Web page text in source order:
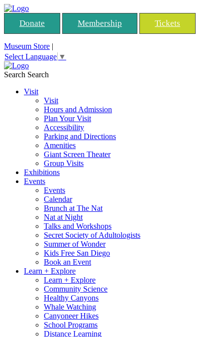
Donate Membership Tickets
Museum Store |
Select Language ▼
Search Search
Visit
Visit
Hours and Admission
Plan Your Visit
Accessibility
Parking and Directions
Amenities
Giant Screen Theater
Group Visits
Exhibitions
Events
Events
Calendar
Brunch at The Nat
Nat at Night
Talks and Workshops
Secret Society of Adultologists
Summer of Wonder
Kids Free San Diego
Book an Event
Learn + Explore
Learn + Explore
Community Science
Healthy Canyons
Whale Watching
Canyoneer Hikes
School Programs
Distance Learning